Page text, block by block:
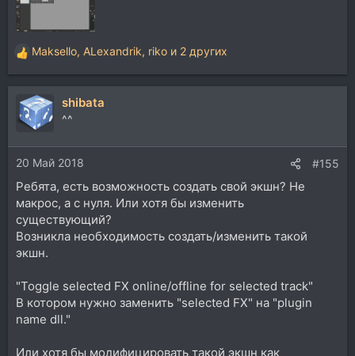
Р
е
а
к
ц
и
:
Maksello, ALexandrik, riko и 2 других
shibata
^^
20 Май 2018 #155
Ребята, есть возможность создать свой экшн? Не
макрос, а с нуля. Или хотя бы изменить
существующий?
Возникла необходимость создать/изменить такой
экшн.
"Toggle selected FX online/offline for selected track"
В котором нужно заменить "selected FX" на "plugin
name dll."
Или хотя бы модифицировать такой экшн как